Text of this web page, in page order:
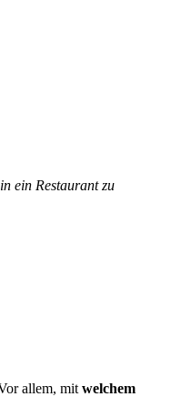
ein Restaurant zu
allem, mitwelchem